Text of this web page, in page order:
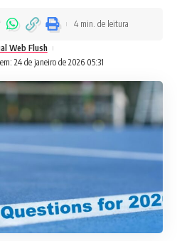
24 de janeiro de 2026 05:31
Web Flush
4 min. de leitura